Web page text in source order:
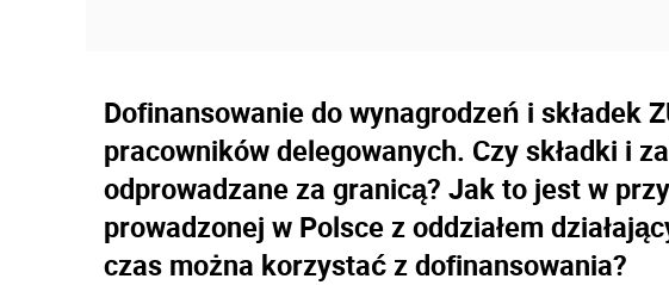
Dofinansowanie do wynagrodzeń i składek
pracowników delegowanych. Czy składki i
odprowadzane za granicą? Jak to jest w
prowadzonej w Polsce z oddziałem
czas można korzystać z dofinansowania?